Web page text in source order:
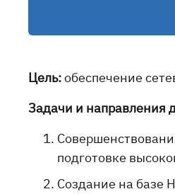
Цель:обеспечение
Задачи и направления
подготовке
Создание на базе